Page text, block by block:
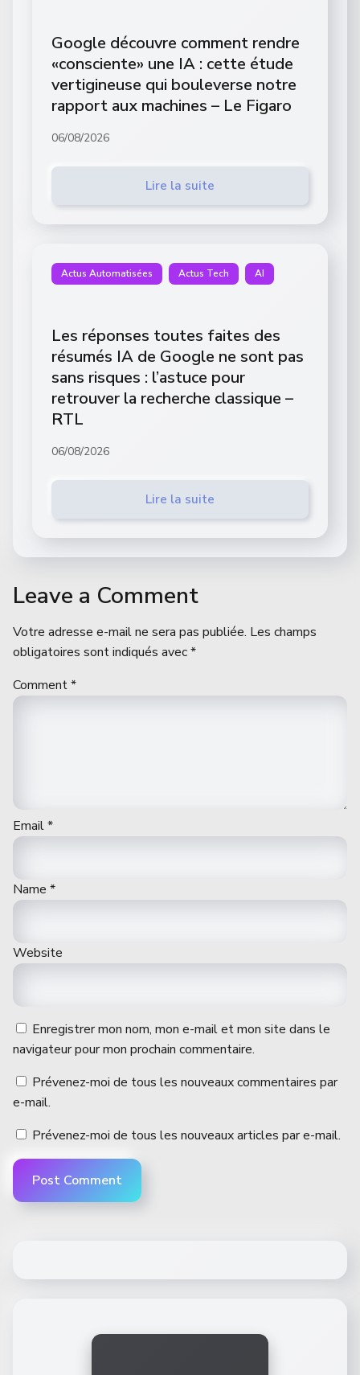
Google découvre comment rendre
«consciente» une IA : cette étude
vertigineuse qui bouleverse notre
rapport aux machines – Le Figaro
06/08/2026
Lire la suite
Actus Automatisées Actus Tech AI
Les réponses toutes faites des
résumés IA de Google ne sont pas
sans risques : l’astuce pour
retrouver la recherche classique –
RTL
06/08/2026
Lire la suite
Leave a Comment
Votre adresse e-mail ne sera pas publiée. Les champs
obligatoires sont indiqués avec*
Comment*
Email*
Name *
Website
Enregistrer mon nom, mon e-mail et mon site dans le
navigateur pour mon prochain commentaire.
Prévenez-moi de tous les nouveaux commentaires par
e-mail.
Prévenez-moi de tous les nouveaux articles par e-mail.